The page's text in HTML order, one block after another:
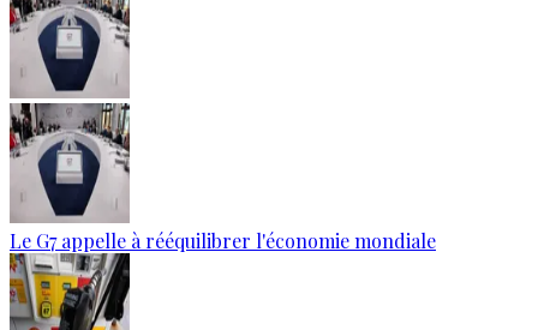
Le G7 appelle à rééquilibrer l'économie mondiale